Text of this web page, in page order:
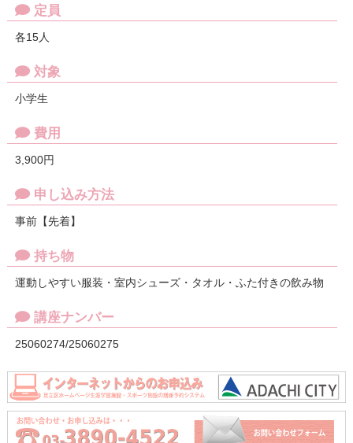
定員
各15人
対象
小学生
費用
3,900円
申し込み方法
事前【先着】
持ち物
運動しやすい服装・室内シューズ・タオル・ふた付きの飲み物
講座ナンバー
25060274/25060275